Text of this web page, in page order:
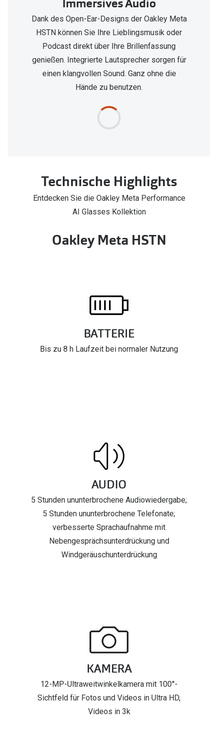
Immersives Audio
Dank des Open-Ear-Designs der Oakley Meta
HSTN können Sie Ihre Lieblingsmusik oder
Podcast direkt über Ihre Brillenfassung
genießen. Integrierte Lautsprecher sorgen für
einen klangvollen Sound. Ganz ohne die
Hände zu benutzen.
Technische Highlights
Entdecken Sie die Oakley Meta Performance
AI Glasses Kollektion
Oakley Meta HSTN
BATTERIE
Bis zu 8 h Laufzeit bei normaler Nutzung
AUDIO
5 Stunden ununterbrochene Audiowiedergabe;
5 Stunden ununterbrochene Telefonate;
verbesserte Sprachaufnahme mit
Nebengesprächsunterdrückung und
Windgeräuschunterdrückung
KAMERA
12-MP-Ultraweitwinkelkamera mit 100°-
Sichtfeld für Fotos und Videos in Ultra HD,
Videos in 3k